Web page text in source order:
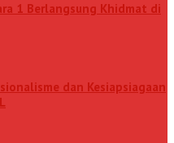
1 Berlangsung Khidmat di
dan Kesiapsiagaan